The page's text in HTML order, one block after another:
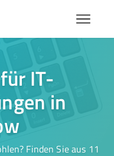
IT-
in
Finden Sie aus 11